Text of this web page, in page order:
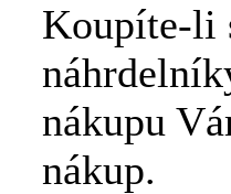
Koupíte-li
nákupu
nákup.